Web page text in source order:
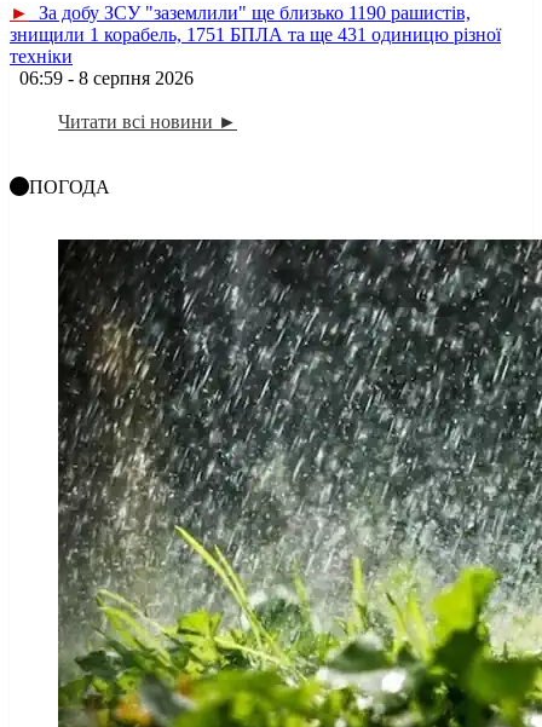
►
За добу ЗСУ "заземлили" ще близько 1190 рашистів,
знищили 1 корабель, 1751 БПЛА та ще 431 одиницю різної
техніки
06:59 - 8 серпня 2026
Читати всі новини ►
ПОГОДА